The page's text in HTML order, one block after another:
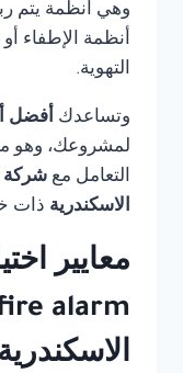
وهي أنظمة يتم
أنظمة الإطفاء
التهوية.
وتساعدك أفضل
لمشروعك، وهو ما
التعامل مع
الاسكندرية ذات
معايير
الاسكندرية